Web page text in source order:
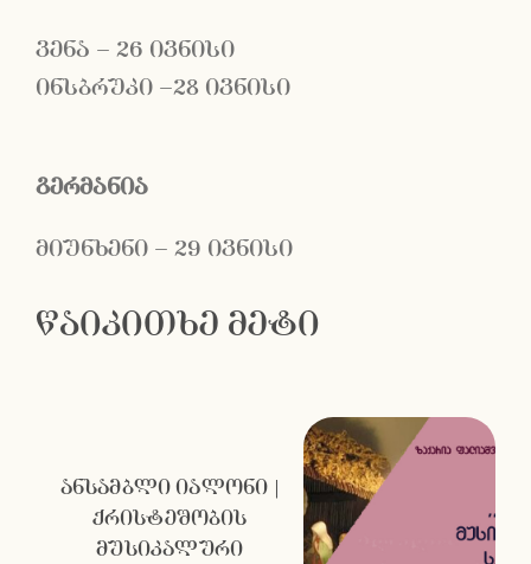
ვენა – 26 ივნისი
ინსბრუკი ­–28 ივნისი
გერმანია
მიუნხენი – 29 ივნისი
წაიკითხე მეტი
ანსამბლი იალონი |
ქრისტეშობის
მუსიკალური